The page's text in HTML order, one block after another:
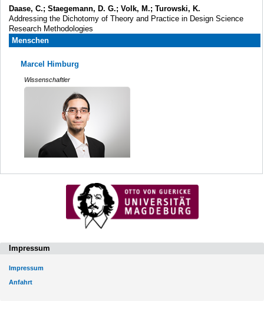
Daase, C.; Staegemann, D. G.; Volk, M.; Turowski, K.
Addressing the Dichotomy of Theory and Practice in Design Science
Research Methodologies
Menschen
Marcel Himburg
Wissenschaftler
Impressum
Impressum
Anfahrt